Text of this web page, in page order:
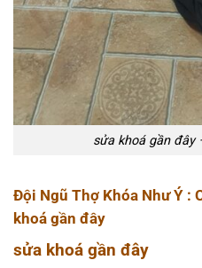
sửa khoá gần đây
Đội Ngũ Thợ Khóa Như Ý :
khoá gần đây
sửa khoá gần đây